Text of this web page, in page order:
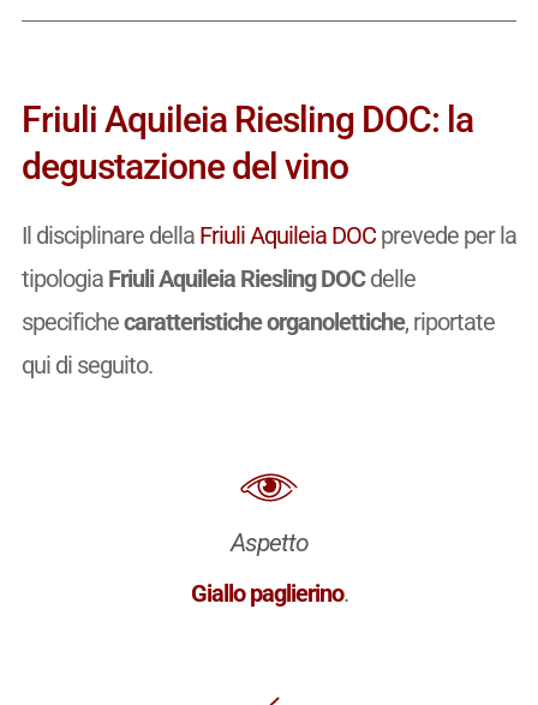
Friuli Aquileia Riesling DOC: la
degustazione del vino
Il disciplinare della Friuli Aquileia DOCprevede per la
tipologia Friuli Aquileia Riesling DOCdelle
specifichecaratteristiche organolettiche, riportate
qui di seguito.
Aspetto
Giallo paglierino.